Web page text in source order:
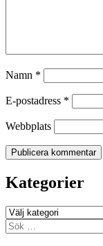
Namn *
E-postadress *
Webbplats
Kategorier
Kategorier
Sök
efter: